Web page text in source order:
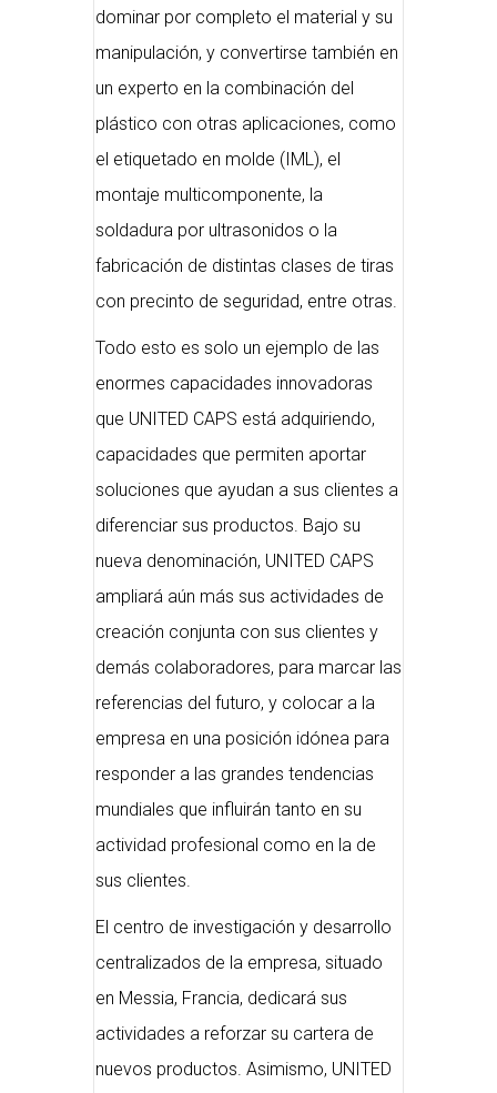
dominar por completo el material y su
manipulación, y convertirse también en
un experto en la combinación del
plástico con otras aplicaciones, como
el etiquetado en molde (IML), el
montaje multicomponente, la
soldadura por ultrasonidos o la
fabricación de distintas clases de tiras
con precinto de seguridad, entre otras.
Todo esto es solo un ejemplo de las
enormes capacidades innovadoras
que UNITED CAPS está adquiriendo,
capacidades que permiten aportar
soluciones que ayudan a sus clientes a
diferenciar sus productos. Bajo su
nueva denominación, UNITED CAPS
ampliará aún más sus actividades de
creación conjunta con sus clientes y
demás colaboradores, para marcar las
referencias del futuro, y colocar a la
empresa en una posición idónea para
responder a las grandes tendencias
mundiales que influirán tanto en su
actividad profesional como en la de
sus clientes.
El centro de investigación y desarrollo
centralizados de la empresa, situado
en Messia, Francia, dedicará sus
actividades a reforzar su cartera de
nuevos productos. Asimismo, UNITED